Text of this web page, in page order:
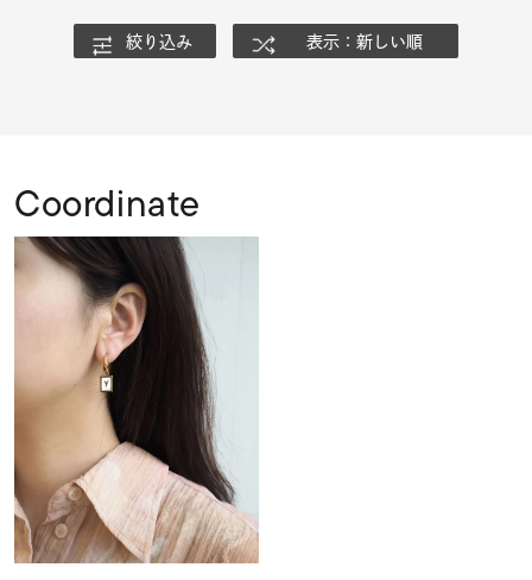
絞り込み 表示：新しい順
Coordinate